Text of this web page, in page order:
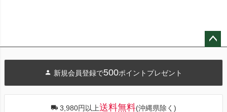
へ
新規会員登録で500ポイントプレゼント
3,980円以上送料無料(沖縄県除く)